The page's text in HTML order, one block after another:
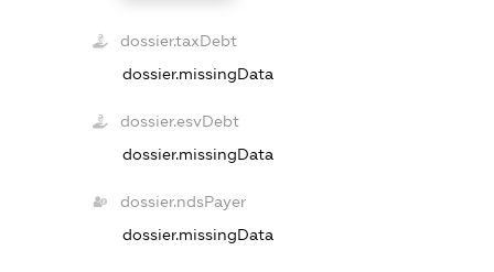
dossier.taxDebt
dossier.missingData
dossier.esvDebt
dossier.missingData
dossier.ndsPayer
dossier.missingData